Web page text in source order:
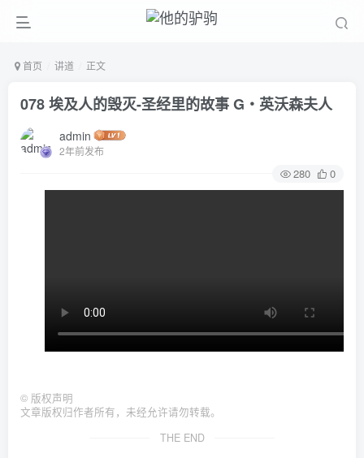
首页 讲道 正文
078 埃及人的毁灭-圣经里的故事 G‧英沃森夫人
admin
2年前发布
280 0
© 版权声明
文章版权归作者所有，未经允许请勿转载。
THE END